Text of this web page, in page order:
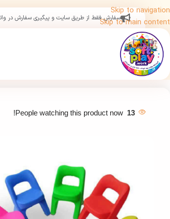
Skip to navigation
Skip to main contentسفارش فقط از طریق سایت و پیگیری سفارش در واتساپ
13
People watching this product now!